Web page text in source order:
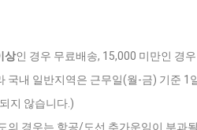
상인 경우 무료배송, 15,000 미만인 경
국내 일반지역은 근무일(월-금) 기준
지 않습니다.)
의 경우는 항공/도선 추가운임이 부과